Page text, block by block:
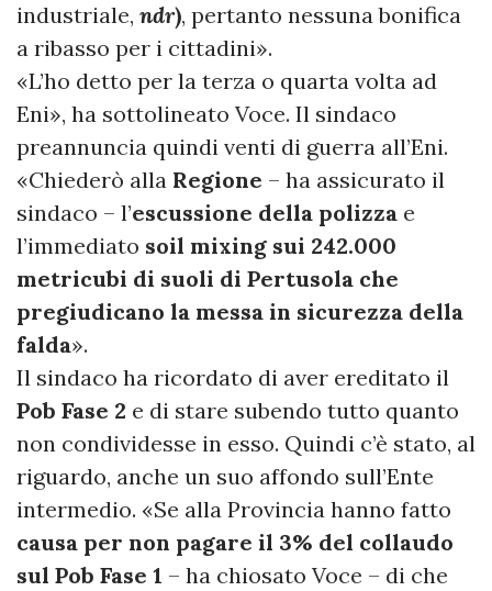
industriale, ndr), pertanto nessuna bonifica
a ribasso per i cittadini».
«L’ho detto per la terza o quarta volta ad
Eni», ha sottolineato Voce. Il sindaco
preannuncia quindi venti di guerra all’Eni.
«Chiederò alla Regione – ha assicurato il
sindaco – l’escussione della polizza e
l’immediato soil mixing sui 242.000
metricubi di suoli di Pertusola che
pregiudicano la messa in sicurezza della
falda».
Il sindaco ha ricordato di aver ereditato il
Pob Fase 2 e di stare subendo tutto quanto
non condividesse in esso. Quindi c’è stato, al
riguardo, anche un suo affondo sull’Ente
intermedio. «Se alla Provincia hanno fatto
causa per non pagare il 3% del collaudo
sul Pob Fase 1 – ha chiosato Voce – di che